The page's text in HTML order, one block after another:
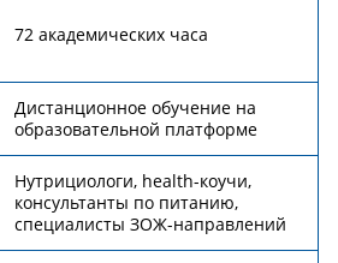
72 академических часа
Дистанционное обучение на
образовательной платформе
Нутрициологи, health-коучи,
консультанты по питанию,
специалисты ЗОЖ-направлений